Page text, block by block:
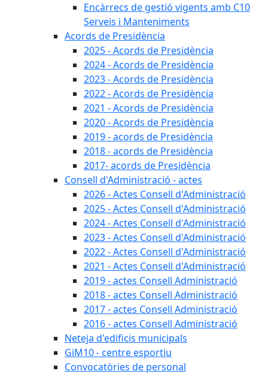
Encàrrecs de gestió vigents amb C10
Serveis i Manteniments
Acords de Presidència
2025 - Acords de Presidència
2024 - Acords de Presidència
2023 - Acords de Presidència
2022 - Acords de Presidència
2021 - Acords de Presidència
2020 - Acords de Presidència
2019 - acords de Presidència
2018 - acords de Presidència
2017- acords de Presidència
Consell d'Administració - actes
2026 - Actes Consell d'Administració
2025 - Actes Consell d'Administració
2024 - Actes Consell d'Administració
2023 - Actes Consell d'Administració
2022 - Actes Consell d'Administració
2021 - Actes Consell d'Administració
2019 - actes Consell Administració
2018 - actes Consell Administració
2017 - actes Consell Administració
2016 - actes Consell Administració
Neteja d'edificis municipals
GiM10 - centre esportiu
Convocatòries de personal